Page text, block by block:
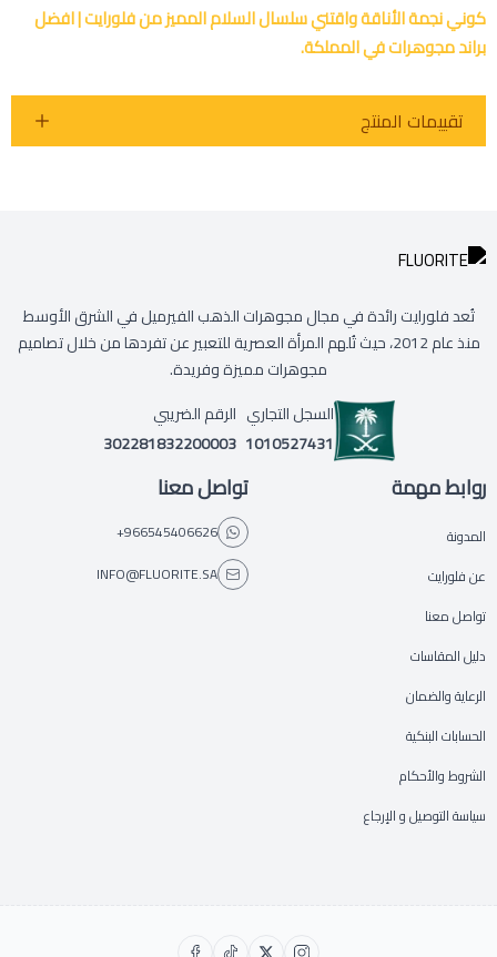
كوني نجمة الأناقة واقتني سلسال السلام المميز من فلورايت | افضل
براند مجوهرات في المملكة.
تقييمات المنتج
تُعد فلورايت رائدة في مجال مجوهرات الذهب الفيرميل في الشرق الأوسط
منذ عام 2012، حيث تُلهم المرأة العصرية للتعبير عن تفردها من خلال تصاميم
مجوهرات مميزة وفريدة.
السجل التجاري
1010527431
الرقم الضريبي
302281832200003
روابط مهمة
المدونة
عن فلورايت
تواصل معنا
دليل المقاسات
الرعاية والضمان
الحسابات البنكية
الشروط والأحكام
سياسة التوصيل و الإرجاع
تواصل معنا
+966545406626
INFO@FLUORITE.SA